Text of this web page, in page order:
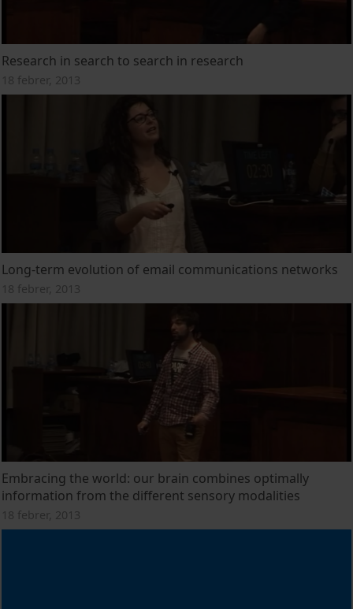
Research in search to search in research
18 febrer, 2013
Long-term evolution of email communications networks
18 febrer, 2013
Embracing the world: our brain combines optimally
information from the different sensory modalities
18 febrer, 2013